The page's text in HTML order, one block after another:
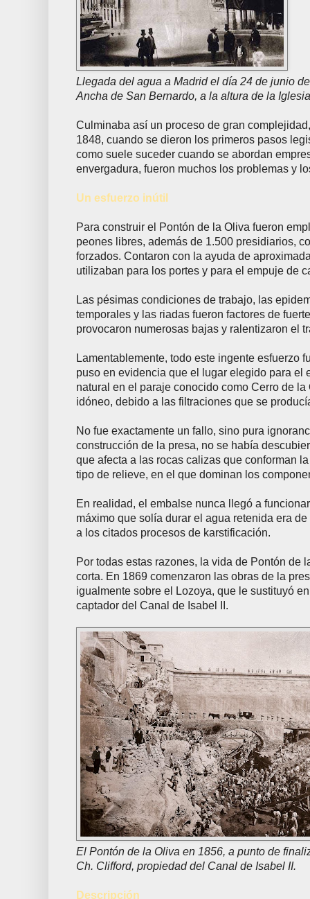
Llegada del agua a Madrid el día 24 de junio
Ancha de San Bernardo, a la altura de la
Culminaba así un proceso de gran
1848, cuando se dieron los primeros pasos
como suele suceder cuando se abordan
envergadura, fueron muchos los problemas y
Un esfuerzo inútil
Para construir el Pontón de la Oliva fueron
peones libres, además de 1.500 presidiarios,
forzados. Contaron con la ayuda de
utilizaban para los portes y para el empuje de
Las pésimas condiciones de trabajo, las
temporales y las riadas fueron factores de
provocaron numerosas bajas y ralentizaron el
Lamentablemente, todo este ingente esfuerzo
puso en evidencia que el lugar elegido para el
natural en el paraje conocido como Cerro de la
idóneo, debido a las filtraciones que se
No fue exactamente un fallo, sino pura
construcción de la presa, no se había
que afecta a las rocas calizas que conforman
tipo de relieve, en el que dominan los
En realidad, el embalse nunca llegó a
máximo que solía durar el agua retenida era
a los citados procesos de karstificación.
Por todas estas razones, la vida de Pontón de
corta. En 1869 comenzaron las obras de la
igualmente sobre el Lozoya, que le sustituyó
captador del Canal de Isabel II.
El Pontón de la Oliva en 1856, a punto de
Ch. Clifford, propiedad del Canal de Isabel II.
Descripción